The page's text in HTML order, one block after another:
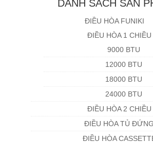
DANH SÁCH SẨN
ĐIỀU HÒA FUNIKI
ĐIỀU HÒA 1 CHIỀU
9000 BTU
12000 BTU
18000 BTU
24000 BTU
ĐIỀU HÒA 2 CHIỀU
ĐIỀU HÒA TỦ ĐỨNG
ĐIỀU HÒA